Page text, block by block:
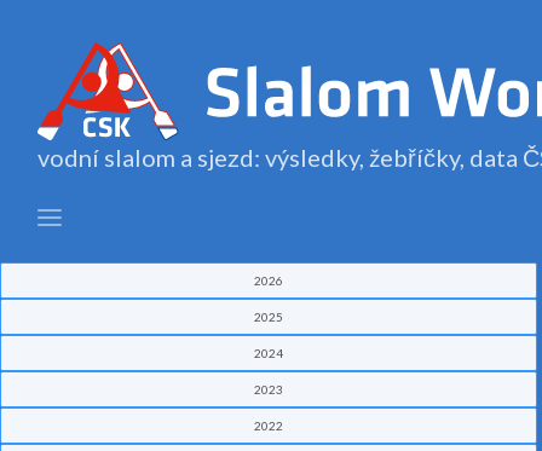
vodní slalom a sjezd: výsledky, žebříčky, data
2026
2025
2024
2023
2022